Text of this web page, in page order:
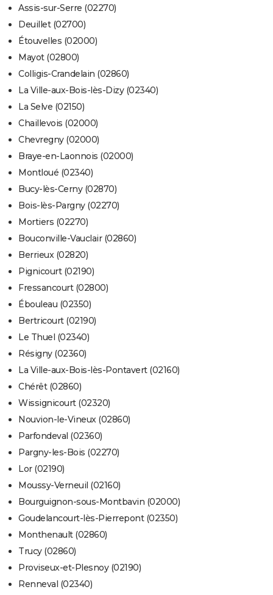
Assis-sur-Serre (02270)
Deuillet (02700)
Étouvelles (02000)
Mayot (02800)
Colligis-Crandelain (02860)
La Ville-aux-Bois-lès-Dizy (02340)
La Selve (02150)
Chaillevois (02000)
Chevregny (02000)
Braye-en-Laonnois (02000)
Montloué (02340)
Bucy-lès-Cerny (02870)
Bois-lès-Pargny (02270)
Mortiers (02270)
Bouconville-Vauclair (02860)
Berrieux (02820)
Pignicourt (02190)
Fressancourt (02800)
Ébouleau (02350)
Bertricourt (02190)
Le Thuel (02340)
Résigny (02360)
La Ville-aux-Bois-lès-Pontavert (02160)
Chérêt (02860)
Wissignicourt (02320)
Nouvion-le-Vineux (02860)
Parfondeval (02360)
Pargny-les-Bois (02270)
Lor (02190)
Moussy-Verneuil (02160)
Bourguignon-sous-Montbavin (02000)
Goudelancourt-lès-Pierrepont (02350)
Monthenault (02860)
Trucy (02860)
Proviseux-et-Plesnoy (02190)
Renneval (02340)